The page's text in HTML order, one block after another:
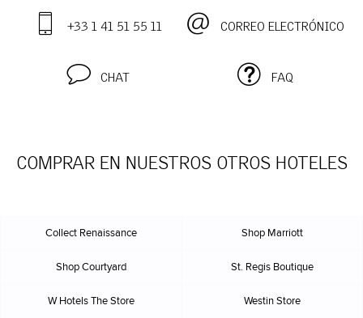
+33 1 41 51 55 11 CORREO ELECTRÓNICO
CHAT FAQ
COMPRAR EN NUESTROS OTROS HOTELES
Collect Renaissance Shop Marriott
Shop Courtyard St. Regis Boutique
W Hotels The Store Westin Store